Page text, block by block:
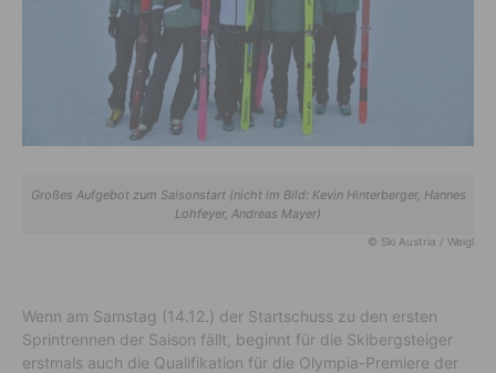
Großes Aufgebot zum Saisonstart (nicht im Bild: Kevin Hinterberger, Hannes
Lohfeyer, Andreas Mayer)
© Ski Austria / Weigl
Wenn am Samstag (14.12.) der Startschuss zu den ersten
Sprintrennen der Saison fällt, beginnt für die Skibergsteiger
erstmals auch die Qualifikation für die Olympia-Premiere der